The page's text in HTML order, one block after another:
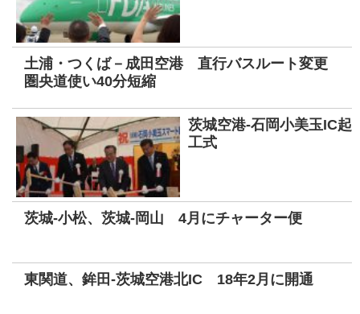
土浦・つくば－成田空港 直行バスルート変更
圏央道使い40分短縮
茨城空港-石岡小美玉IC起
工式
茨城-小松、茨城-岡山 4月にチャーター便
東関道、鉾田-茨城空港北IC 18年2月に開通